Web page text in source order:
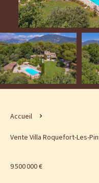
Accueil
Vente Villa Roquefort-Les-
9 500 000 €